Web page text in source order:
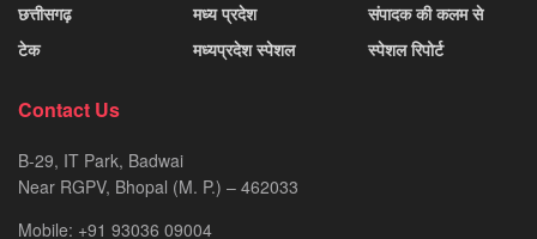
छत्तीसगढ़
टेक
मध्य प्रदेश
मध्यप्रदेश स्पेशल
संपादक की कलम से
स्पेशल रिपोर्ट
Contact Us
B-29, IT Park, Badwai
Near RGPV, Bhopal (M. P.) – 462033
Mobile: +91 93036 09004